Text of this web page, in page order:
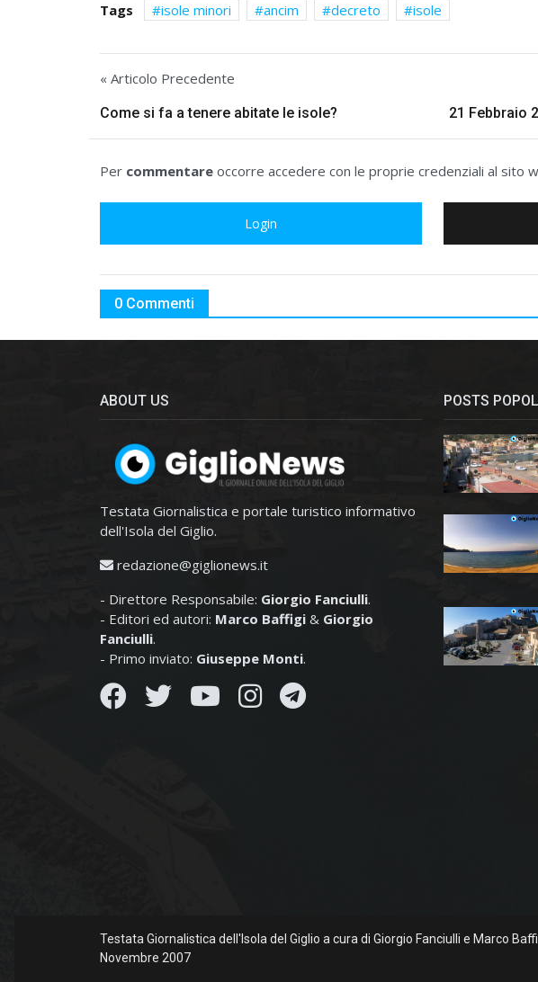
Tags isole minori ancim decreto isole
« Articolo Precedente
Come si fa a tenere abitate le isole? 21 Febbraio
Per commentare occorre accedere con le proprie credenziali al sito
Login
0 Commenti
ABOUT US
Testata Giornalistica e portale turistico informativo
dell'Isola del Giglio.
redazione@giglionews.it
- Direttore Responsabile: Giorgio Fanciulli.
- Editori ed autori: Marco Baffigi & Giorgio
Fanciulli.
- Primo inviato: Giuseppe Monti.
POSTS
Testata Giornalistica dell'Isola del Giglio a cura di Giorgio Fanciulli e Marco
Novembre 2007